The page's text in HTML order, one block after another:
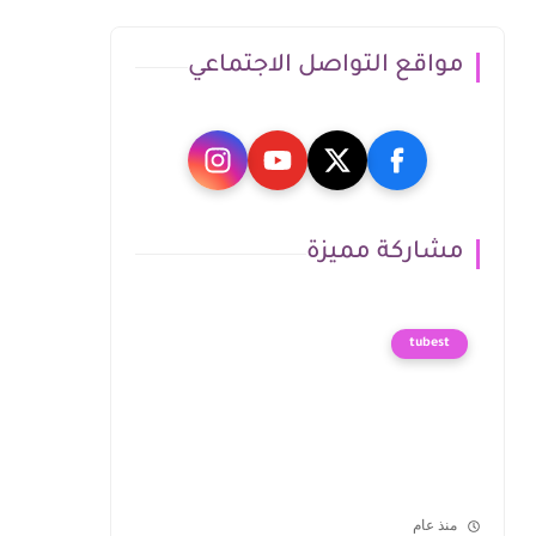
مواقع التواصل الاجتماعي
مشاركة مميزة
tubest
منذ عام